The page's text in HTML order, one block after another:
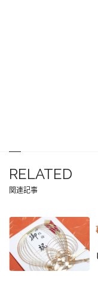
RELATED
関連記事